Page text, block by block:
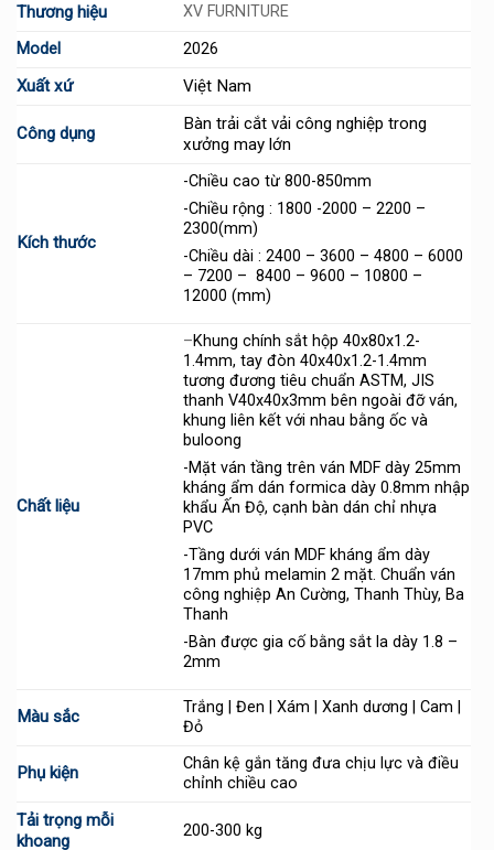
Thương hiệu
XV FURNITURE
Model
2026
Xuất xứ Việt Nam
Công dụng
Bàn trải cắt vải công nghiệp trong
xưởng may lớn
Kích thước
-Chiều cao từ 800-850mm
-Chiều rộng : 1800 -2000 – 2200 –
2300(mm)
-Chiều dài : 2400 – 3600 – 4800 – 6000
– 7200 – 8400 – 9600 – 10800 –
12000 (mm)
Chất liệu
–Khung chính sắt hộp 40x80x1.2-
1.4mm, tay đòn 40x40x1.2-1.4mm
tương đương tiêu chuẩn ASTM, JIS
thanh V40x40x3mm bên ngoài đỡ ván,
khung liên kết với nhau bằng ốc và
buloong
-Mặt ván tầng trên ván MDF dày 25mm
kháng ẩm dán formica dày 0.8mm nhập
khẩu Ấn Độ, cạnh bàn dán chỉ nhựa
PVC
-Tầng dưới ván MDF kháng ẩm dày
17mm phủ melamin 2 mặt. Chuẩn ván
công nghiệp An Cường, Thanh Thùy, Ba
Thanh
-Bàn được gia cố bằng sắt la dày 1.8 –
2mm
Màu sắc
Trắng | Đen | Xám | Xanh dương | Cam |
Đỏ
Phụ kiện
Chân kệ gắn tăng đưa chịu lực và điều
chỉnh chiều cao
Tải trọng mỗi
khoang
200-300 kg